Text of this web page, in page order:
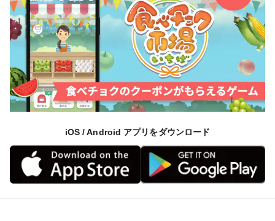
iOS / Android アプリをダウンロード